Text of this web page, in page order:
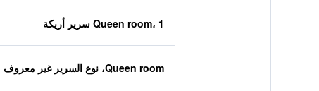
Queen room، 1 سرير أريكة
Queen room، نوع السرير غير معروف